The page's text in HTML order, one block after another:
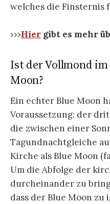
welches die Finsternis
›››Hier gibt es mehr
Ist der Vollmond
Moon?
Ein echter Blue Moon
Voraussetzung: der
die zwischen einer
Tagundnachtgleiche
Kirche als Blue Moon
Um die Abfolge der
durcheinander zu
dass der Blue Moon